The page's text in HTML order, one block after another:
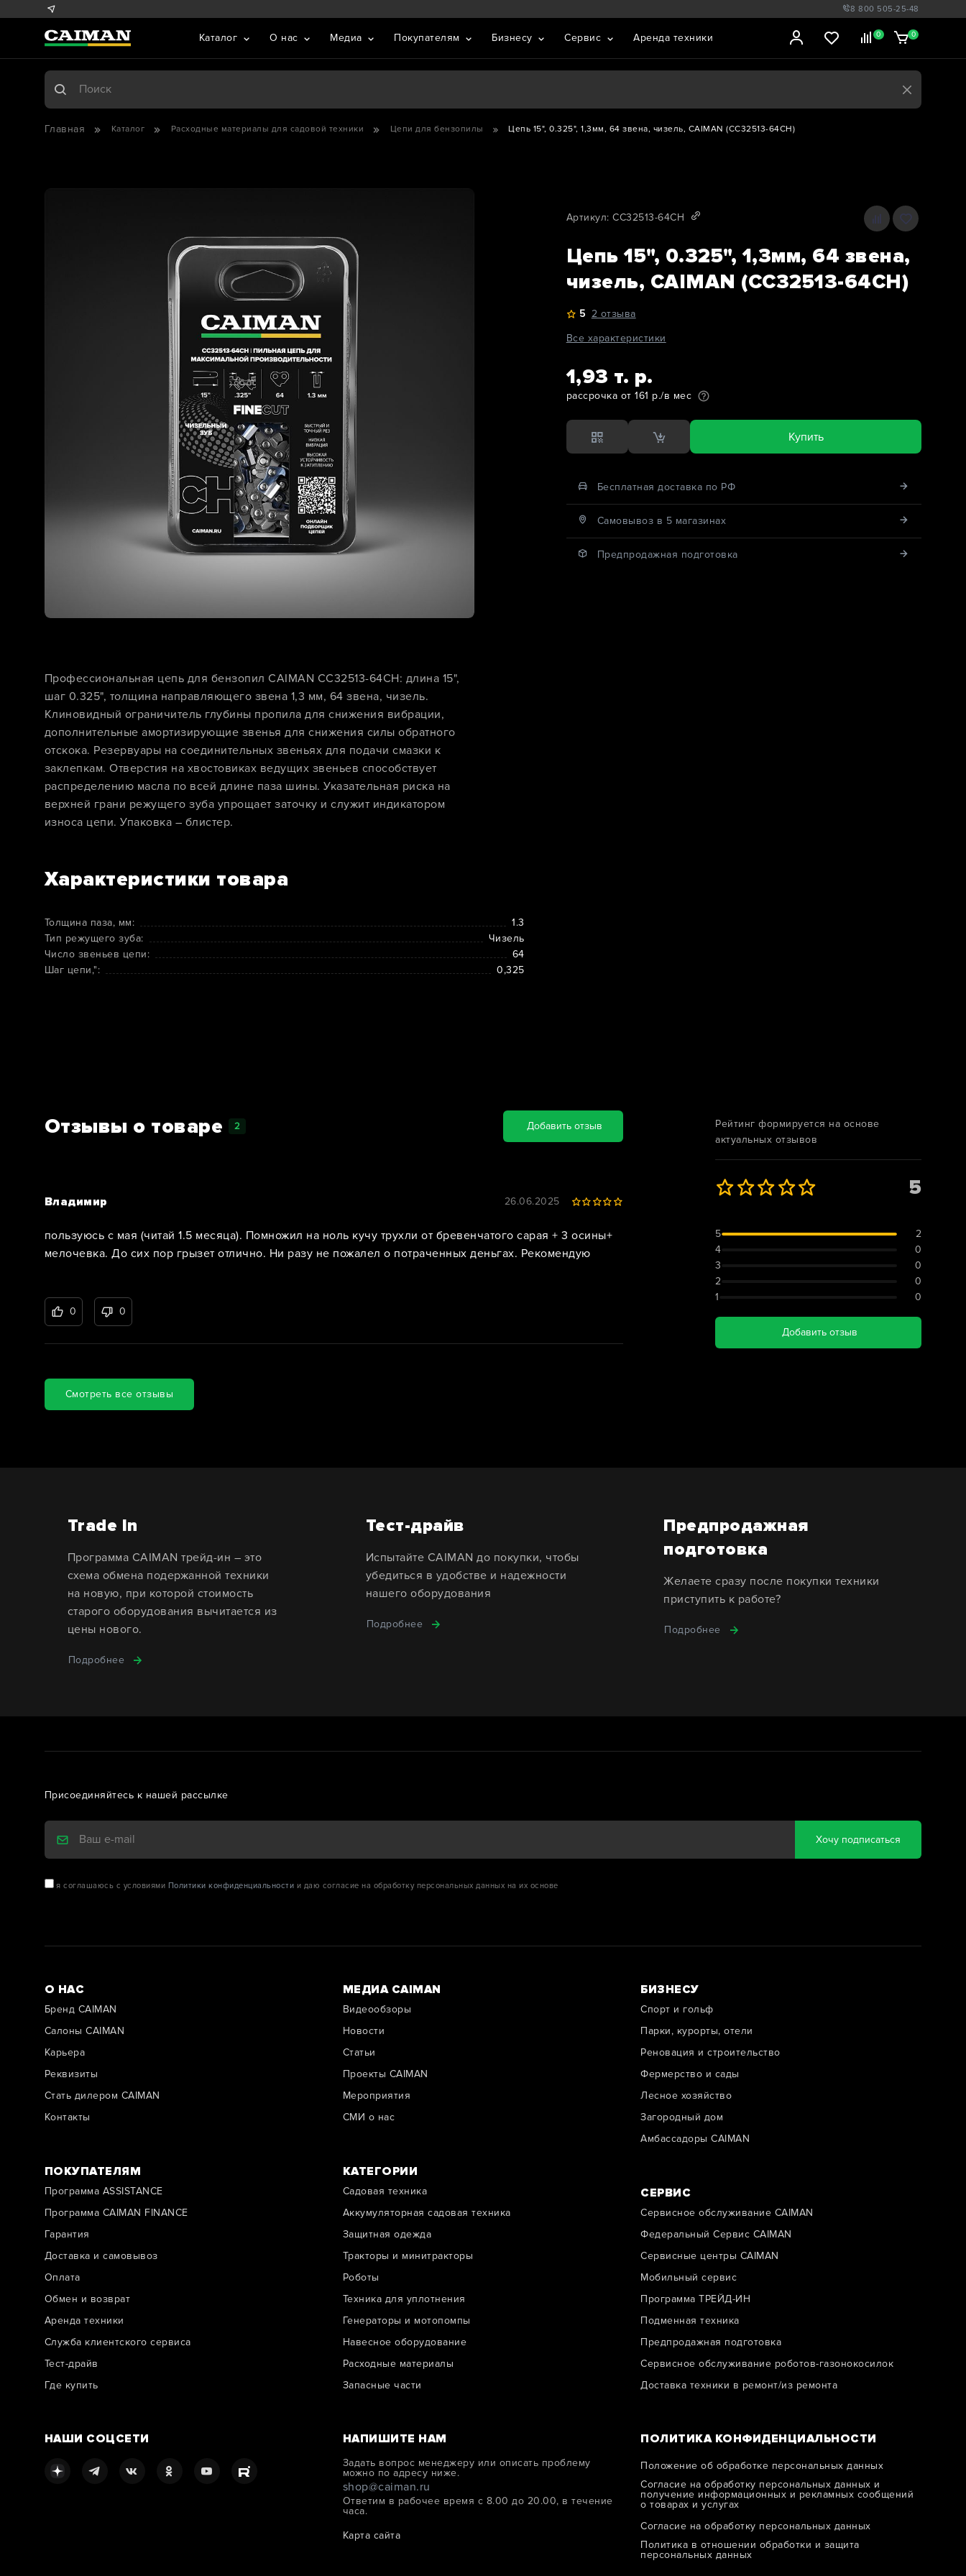
8 800 505-25-48
0 0
Каталог О нас Медиа Покупателям Бизнесу Сервис Аренда техники
Главная Каталог Расходные материалы для садовой техники Цепи для бензопилы Цепь 15", 0.325", 1,3мм, 64 звена, чизель, CAIMAN (CC32513-64CH)
Артикул: CC32513-64CH
Цепь 15", 0.325", 1,3мм, 64 звена,
чизель, CAIMAN (CC32513-64CH)
5 2 отзыва
Все характеристики
1,93 т. р.
рассрочка от 161 р./в мес
Купить
Бесплатная доставка по РФ
Cамовывоз в 5 магазинах
Предпродажная подготовка
Профессиональная цепь для бензопил CAIMAN CC32513-64CH: длина 15",
шаг 0.325", толщина направляющего звена 1,3 мм, 64 звена, чизель.
Клиновидный ограничитель глубины пропила для снижения вибрации,
дополнительные амортизирующие звенья для снижения силы обратного
отскока. Резервуары на соединительных звеньях для подачи смазки к
заклепкам. Отверстия на хвостовиках ведущих звеньев способствует
распределению масла по всей длине паза шины. Указательная риска на
верхней грани режущего зуба упрощает заточку и служит индикатором
износа цепи. Упаковка – блистер.
Характеристики товара
Толщина паза, мм:
1.3
Тип режущего зуба:
Чизель
Число звеньев цепи:
64
Шаг цепи,":
0,325
Отзывы о товаре 2 Добавить отзыв
Владимир 26.06.2025
пользуюсь с мая (читай 1.5 месяца). Помножил на ноль кучу трухли от бревенчатого сарая + 3 осины+
мелочевка. До сих пор грызет отлично. Ни разу не пожалел о потраченных деньгах. Рекомендую
0 0
Смотреть все отзывы
Рейтинг формируется на основе
актуальных отзывов
5
5
2
4
0
3
0
2
0
1
0
Добавить отзыв
Trade In
Программа CAIMAN трейд-ин – это
схема обмена подержанной техники
на новую, при которой стоимость
старого оборудования вычитается из
цены нового.
Подробнее
Тест-драйв
Испытайте CAIMAN до покупки, чтобы
убедиться в удобстве и надежности
нашего оборудования
Подробнее
Предпродажная
подготовка
Желаете сразу после покупки техники
приступить к работе?
Подробнее
Присоединяйтесь к нашей рассылке
Хочу подписаться
я соглашаюсь с условиями Политики конфиденциальности и даю согласие на обработку персональных данных на их основе
О НАС
Бренд CAIMAN
Салоны CAIMAN
Карьера
Реквизиты
Стать дилером CAIMAN
Контакты
ПОКУПАТЕЛЯМ
Программа ASSISTANCE
Программа CAIMAN FINANCE
Гарантия
Доставка и самовывоз
Оплата
Обмен и возврат
Аренда техники
Служба клиентского сервиса
Тест-драйв
Где купить
МЕДИА CAIMAN
Видеообзоры
Новости
Cтатьи
Проекты CAIMAN
Мероприятия
СМИ о нас
КАТЕГОРИИ
Садовая техника
Аккумуляторная садовая техника
Защитная одежда
Тракторы и минитракторы
Роботы
Техника для уплотнения
Генераторы и мотопомпы
Навесное оборудование
Расходные материалы
Запасные части
БИЗНЕСУ
Спорт и гольф
Парки, курорты, отели
Реновация и строительство
Фермерство и сады
Лесное хозяйство
Загородный дом
Амбассадоры CAIMAN
СЕРВИС
Сервисное обслуживание CAIMAN
Федеральный Сервис CAIMAN
Сервисные центры CAIMAN
Мобильный сервис
Программа ТРЕЙД-ИН
Подменная техника
Предпродажная подготовка
Сервисное обслуживание роботов-газонокосилок
Доставка техники в ремонт/из ремонта
НАШИ СОЦСЕТИ НАПИШИТЕ НАМ
Задать вопрос менеджеру или описать проблему
можно по адресу ниже.
shop@caiman.ru
Ответим в рабочее время с 8.00 до 20.00, в течение
часа.
Карта сайта
ПОЛИТИКА КОНФИДЕНЦИАЛЬНОСТИ
Положение об обработке персональных данных
Согласие на обработку персональных данных и
получение информационных и рекламных сообщений
о товарах и услугах
Согласие на обработку персональных данных
Политика в отношении обработки и защитa
персональных данных